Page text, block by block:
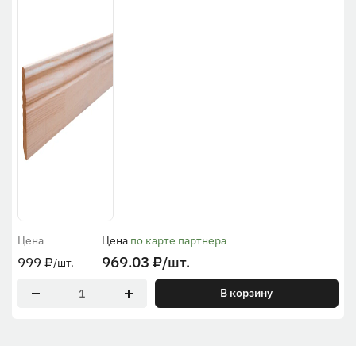
Цена
999 ₽/шт.
Цена по карте партнера
969.03 ₽/шт.
В корзину